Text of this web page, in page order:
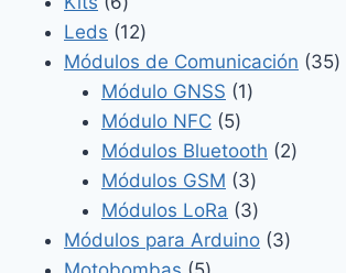
productos
Leds 1212
productos
Módulos de Comunicación 3535
Módulo GNSS 11
Módulo NFC 55
productos
Módulos Bluetooth 22
Módulos GSM 33
productos
Módulos LoRa 33
productos
Módulos para Arduino 33
5